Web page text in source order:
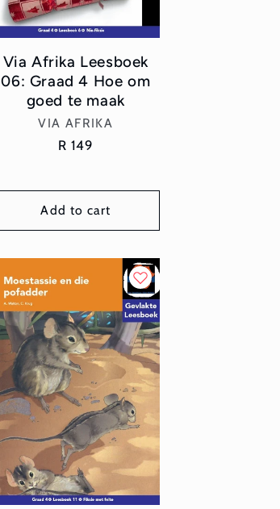
Via Afrika Leesboek
06: Graad 4 Hoe om
goed te maak
Vendor:
VIA AFRIKA
Regular
R 149
Add to cart